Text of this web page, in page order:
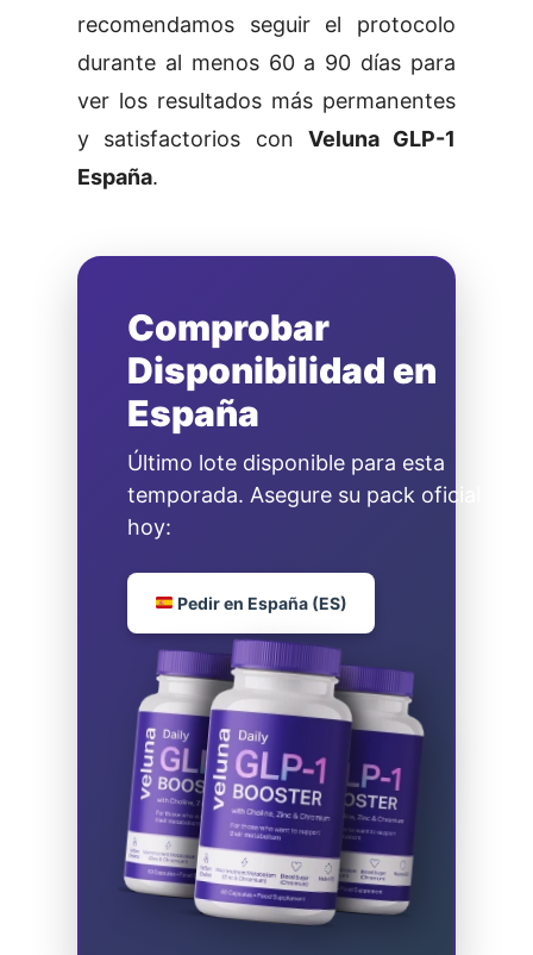
recomendamos seguir el protocolo
durante al menos 60 a 90 días para
ver los resultados más permanentes
y satisfactorios con Veluna GLP-1
España.
Comprobar
Disponibilidad en
España
Último lote disponible para esta
temporada. Asegure su pack oficial
hoy:
Pedir en España (ES)